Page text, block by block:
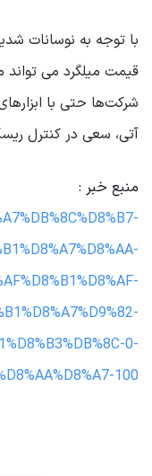
با توجه به نوسانات
قیمت میلگرد می ‌تواند
شرکت‌ها حتی با
آتی، سعی در کنترل
منبع خبر :
0-
100